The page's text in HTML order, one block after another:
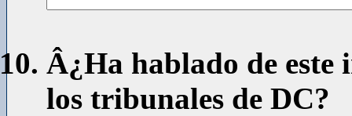
Â¿Ha hablado de este
los tribunales de DC?